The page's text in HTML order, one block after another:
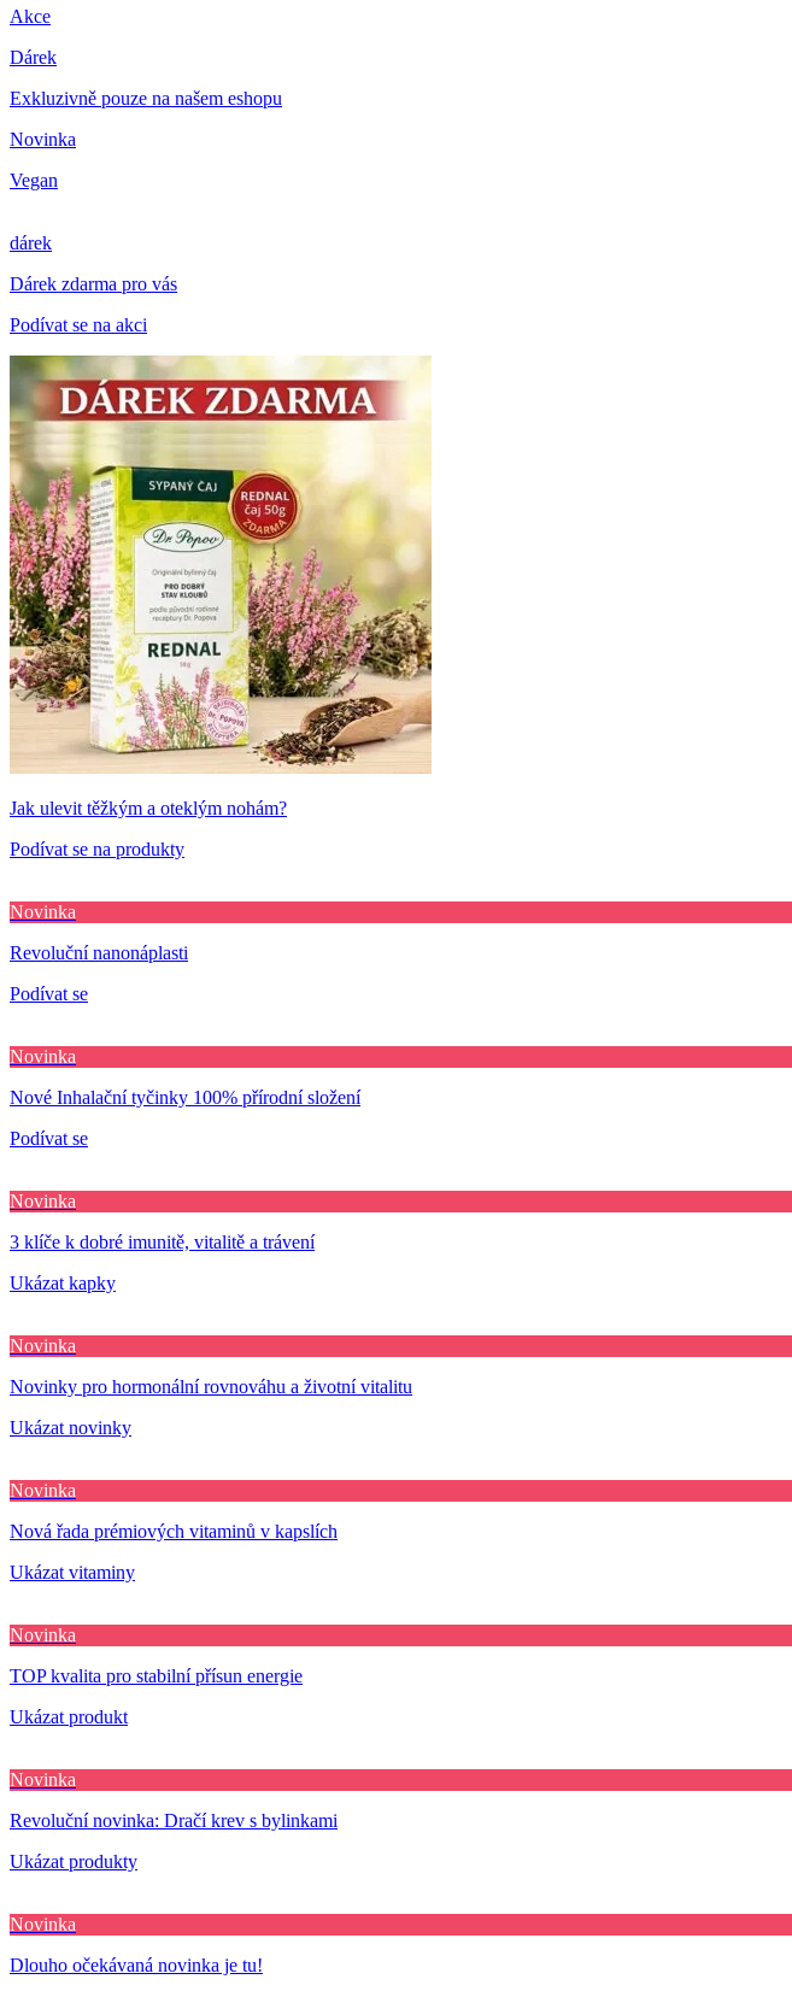
Akce
Dárek
Exkluzivně pouze na našem eshopu
Novinka
Vegan
dárek
Dárek zdarma pro vás
Podívat se na akci
Jak ulevit těžkým a oteklým nohám?
Podívat se na produkty
Novinka
Revoluční nanonáplasti
Podívat se
Novinka
Nové Inhalační tyčinky 100% přírodní složení
Podívat se
Novinka
3 klíče k dobré imunitě, vitalitě a trávení
Ukázat kapky
Novinka
Novinky pro hormonální rovnováhu a životní vitalitu
Ukázat novinky
Novinka
Nová řada prémiových vitaminů v kapslích
Ukázat vitaminy
Novinka
TOP kvalita pro stabilní přísun energie
Ukázat produkt
Novinka
Revoluční novinka: Dračí krev s bylinkami
Ukázat produkty
Novinka
Dlouho očekávaná novinka je tu!